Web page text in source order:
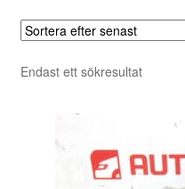
Endast ett sökresultat